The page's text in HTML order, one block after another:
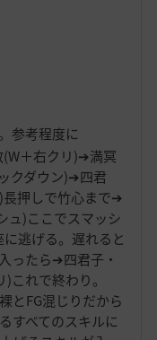
参考程度に
＋右クリ)➔満冥
クダウン)➔四君
押しで竹心まで➔
ュ)ここでスマッシ
逃げる。遅れると
ったら➔四君子・
れで終わり。
とFG混じりだから
すべてのスキルに